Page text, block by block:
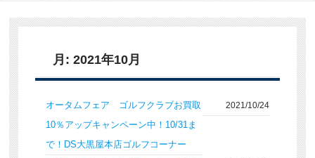
月: 2021年10月
オータムフェア ゴルフクラブお買取
10％アップキャンペーン中！10/31ま
で！DS大黒屋本店ゴルフコーナー
2021/10/24